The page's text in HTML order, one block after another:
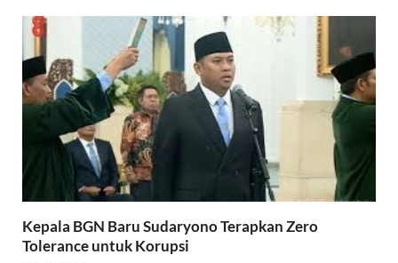
Kepala BGN Baru Sudaryono Terapkan Zero
Tolerance untuk Korupsi